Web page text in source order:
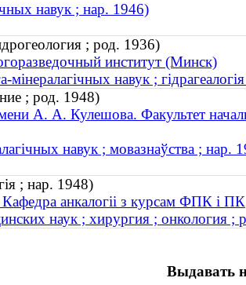
навук ; нар. 1946)
; род. 1936)
институт (Минск)
навук ;
; род. 1948)
А. А. Кулешова. Факультет
навук ; мовазнаўства ; нар.
; нар. 1948)
Кафедра анкалогіі з курсам ФПК і ПК
наук ; хирургия ; онкология ;
Выдавать